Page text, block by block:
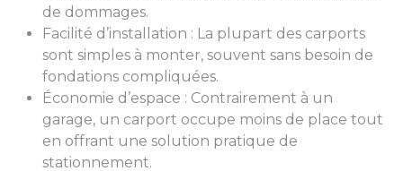
de dommages.
Facilité d’installation : La plupart des carports
sont simples à monter, souvent sans besoin de
fondations compliquées.
Économie d’espace : Contrairement à un
garage, un carport occupe moins de place tout
en offrant une solution pratique de
stationnement.